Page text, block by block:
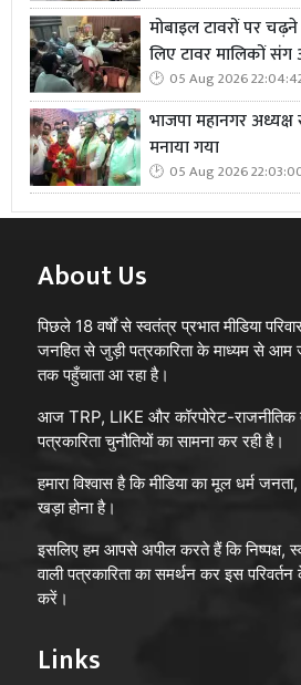
मोबाइल टावरों पर
लिए टावर मालिकों
05 Aug 2026
भाजपा महानगर
मनाया गया
05 Aug 2026
About Us
पिछले 18 वर्षों से स्वतंत्र प्रभात मीडिया
जनहित से जुड़ी पत्रकारिता के माध्यम से
तक पहुँचाता आ रहा है।
आज TRP, LIKE और कॉरपोरेट-राजनीतिक
पत्रकारिता चुनौतियों का सामना कर रही है।
हमारा विश्वास है कि मीडिया का मूल धर्म
खड़ा होना है।
इसलिए हम आपसे अपील करते हैं कि निष्पक्ष,
वाली पत्रकारिता का समर्थन कर इस
करें।
Links